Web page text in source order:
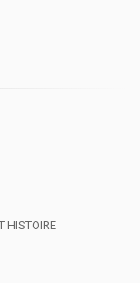
HISTOIRE